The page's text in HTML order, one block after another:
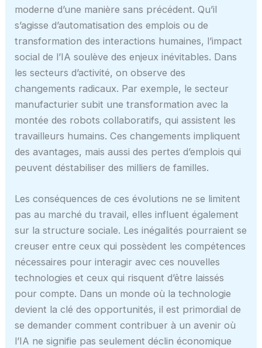
moderne d’une manière sans précédent. Qu’il
s’agisse d’automatisation des emplois ou de
transformation des interactions humaines, l’impact
social de l’IA soulève des enjeux inévitables. Dans
les secteurs d’activité, on observe des
changements radicaux. Par exemple, le secteur
manufacturier subit une transformation avec la
montée des robots collaboratifs, qui assistent les
travailleurs humains. Ces changements impliquent
des avantages, mais aussi des pertes d’emplois qui
peuvent déstabiliser des milliers de familles.
Les conséquences de ces évolutions ne se limitent
pas au marché du travail, elles influent également
sur la structure sociale. Les inégalités pourraient se
creuser entre ceux qui possèdent les compétences
nécessaires pour interagir avec ces nouvelles
technologies et ceux qui risquent d’être laissés
pour compte. Dans un monde où la technologie
devient la clé des opportunités, il est primordial de
se demander comment contribuer à un avenir où
l’IA ne signifie pas seulement déclin économique